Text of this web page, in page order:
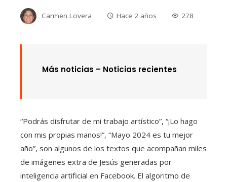
Carmen Lovera Hace 2 años 278
Más noticias – Noticias recientes
“Podrás disfrutar de mi trabajo artístico”, “¡Lo hago
con mis propias manos!”, “Mayo 2024 es tu mejor
año”, son algunos de los textos que acompañan miles
de imágenes extra de Jesús generadas por
inteligencia artificial en Facebook. El algoritmo de